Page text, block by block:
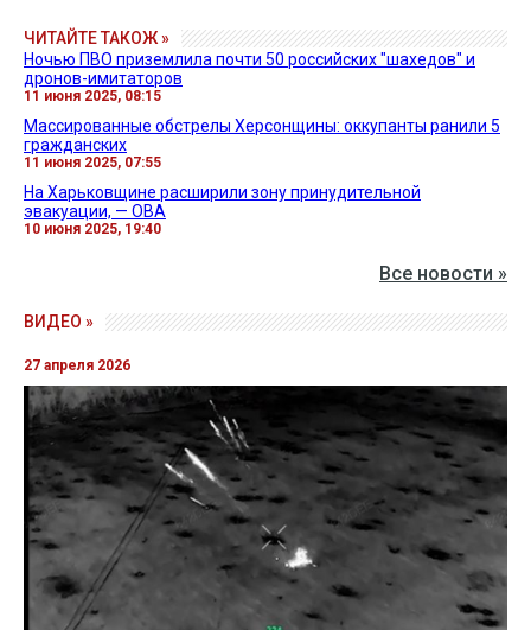
ЧИТАЙТЕ ТАКОЖ »
Ночью ПВО приземлила почти 50 российских "шахедов" и
дронов-имитаторов
11 июня 2025, 08:15
Массированные обстрелы Херсонщины: оккупанты ранили 5
гражданских
11 июня 2025, 07:55
На Харьковщине расширили зону принудительной
эвакуации, — ОВА
10 июня 2025, 19:40
Все новости »
ВИДЕО »
27 апреля 2026